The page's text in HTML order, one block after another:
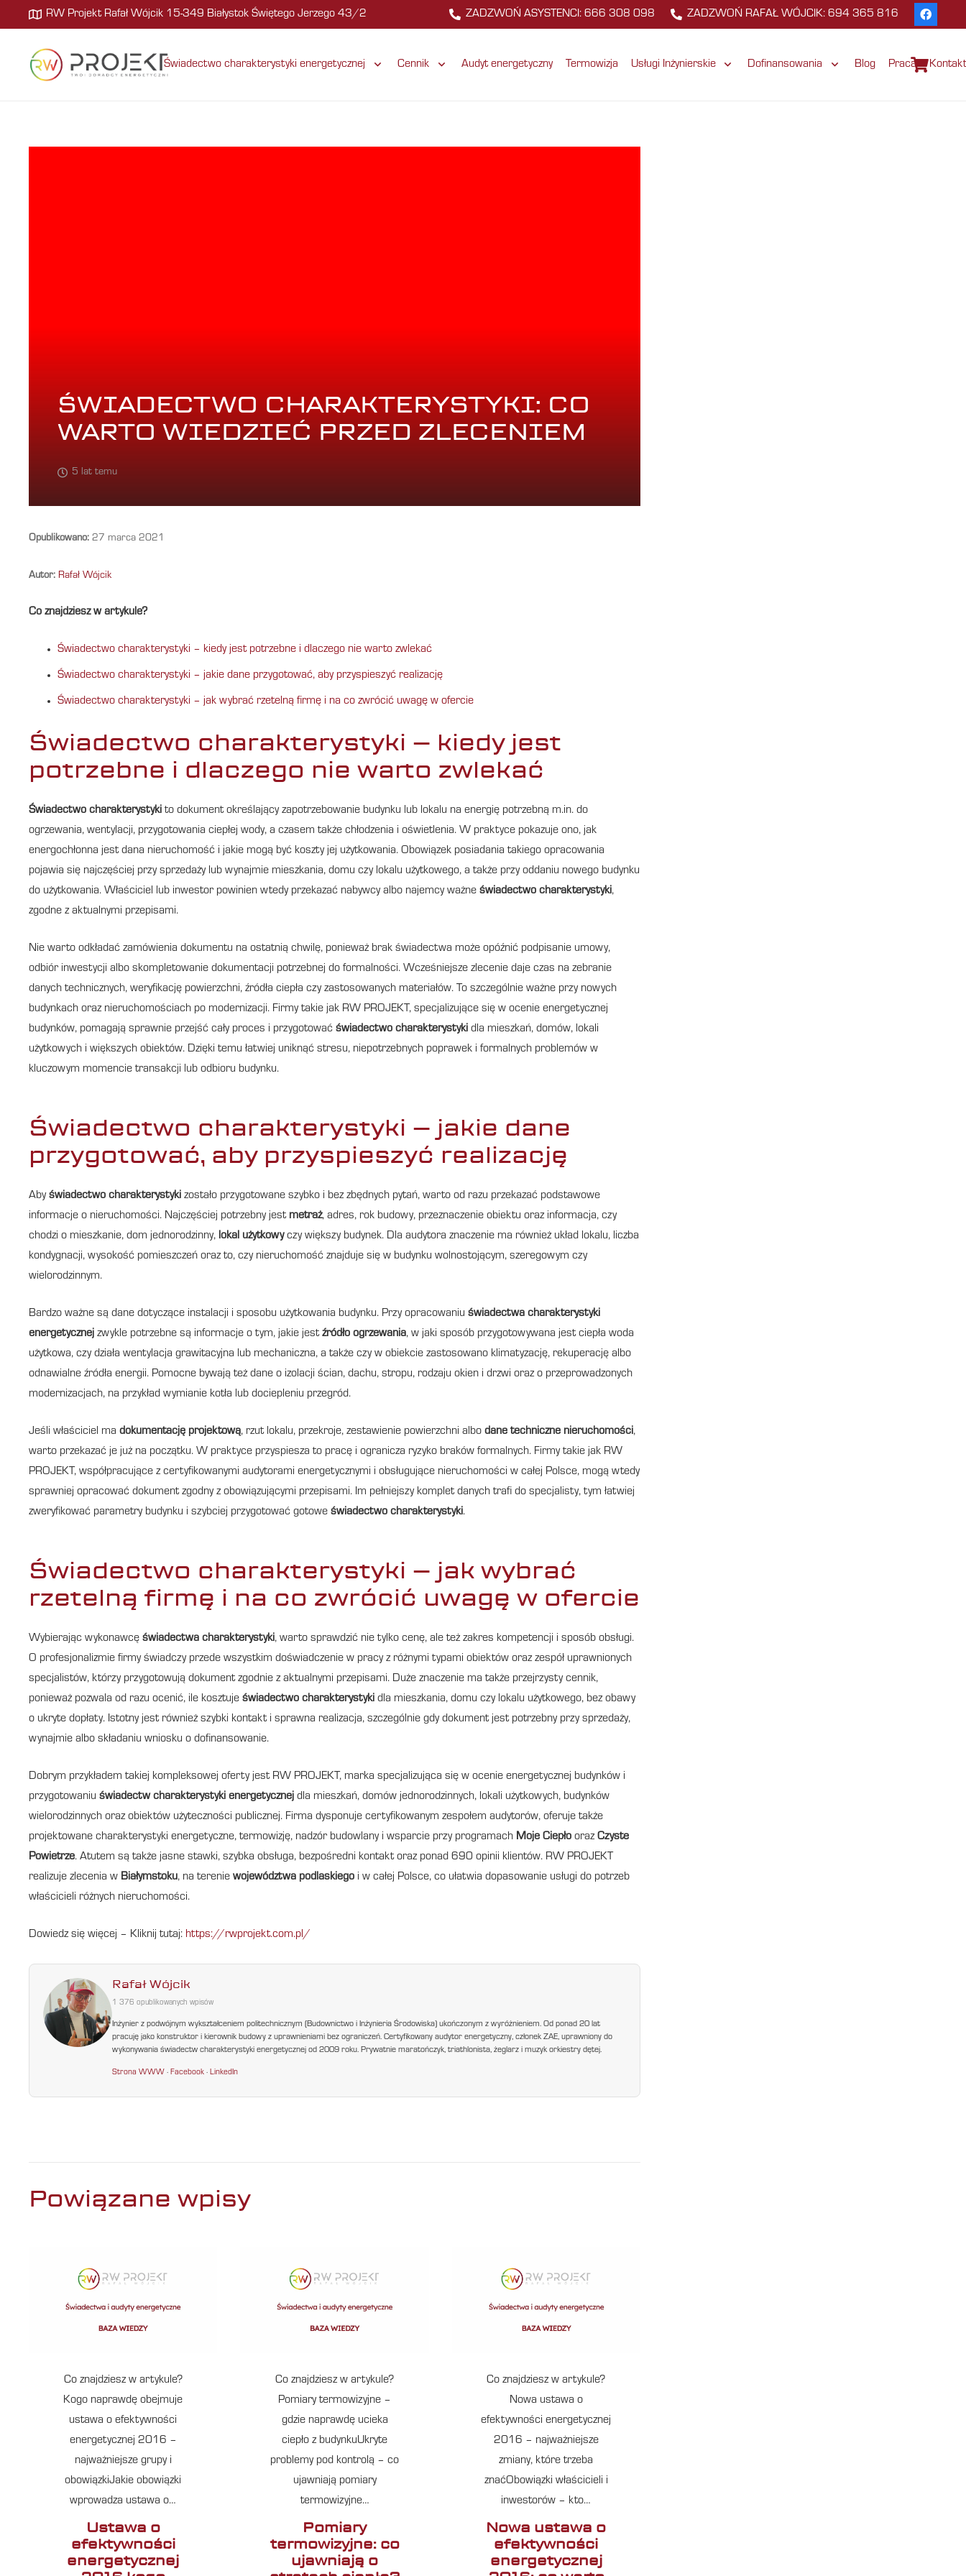
RW Projekt Rafał Wójcik 15-349 Białystok Świętego Jerzego 43/2 ZADZWOŃ ASYSTENCI: 666 308 098 ZADZWOŃ RAFAŁ WÓJCIK: 694 365 816
Świadectwo charakterystyki energetycznej Cennik Audyt energetyczny Termowizja Usługi Inżynierskie Dofinansowania Blog Praca Kontakt
ŚWIADECTWO CHARAKTERYSTYKI: CO
WARTO WIEDZIEĆ PRZED ZLECENIEM
5 lat temu
Opublikowano: 27 marca 2021
Autor: Rafał Wójcik
Co znajdziesz w artykule?
Świadectwo charakterystyki – kiedy jest potrzebne i dlaczego nie warto zwlekać
Świadectwo charakterystyki – jakie dane przygotować, aby przyspieszyć realizację
Świadectwo charakterystyki – jak wybrać rzetelną firmę i na co zwrócić uwagę w ofercie
Świadectwo charakterystyki – kiedy jest
potrzebne i dlaczego nie warto zwlekać
Świadectwo charakterystyki to dokument określający zapotrzebowanie budynku lub lokalu na energię potrzebną m.in. do
ogrzewania, wentylacji, przygotowania ciepłej wody, a czasem także chłodzenia i oświetlenia. W praktyce pokazuje ono, jak
energochłonna jest dana nieruchomość i jakie mogą być koszty jej użytkowania. Obowiązek posiadania takiego opracowania
pojawia się najczęściej przy sprzedaży lub wynajmie mieszkania, domu czy lokalu użytkowego, a także przy oddaniu nowego budynku
do użytkowania. Właściciel lub inwestor powinien wtedy przekazać nabywcy albo najemcy ważne świadectwo charakterystyki,
zgodne z aktualnymi przepisami.
Nie warto odkładać zamówienia dokumentu na ostatnią chwilę, ponieważ brak świadectwa może opóźnić podpisanie umowy,
odbiór inwestycji albo skompletowanie dokumentacji potrzebnej do formalności. Wcześniejsze zlecenie daje czas na zebranie
danych technicznych, weryfikację powierzchni, źródła ciepła czy zastosowanych materiałów. To szczególnie ważne przy nowych
budynkach oraz nieruchomościach po modernizacji. Firmy takie jak RW PROJEKT, specjalizujące się w ocenie energetycznej
budynków, pomagają sprawnie przejść cały proces i przygotować świadectwo charakterystyki dla mieszkań, domów, lokali
użytkowych i większych obiektów. Dzięki temu łatwiej uniknąć stresu, niepotrzebnych poprawek i formalnych problemów w
kluczowym momencie transakcji lub odbioru budynku.
Świadectwo charakterystyki – jakie dane
przygotować, aby przyspieszyć realizację
Abyświadectwo charakterystyki zostało przygotowane szybko i bez zbędnych pytań, warto od razu przekazać podstawowe
informacje o nieruchomości. Najczęściej potrzebny jest metraż, adres, rok budowy, przeznaczenie obiektu oraz informacja, czy
chodzi o mieszkanie, dom jednorodzinny, lokal użytkowyczy większy budynek. Dla audytora znaczenie ma również układ lokalu, liczba
kondygnacji, wysokość pomieszczeń oraz to, czy nieruchomość znajduje się w budynku wolnostojącym, szeregowym czy
wielorodzinnym.
Bardzo ważne są dane dotyczące instalacji i sposobu użytkowania budynku. Przy opracowaniu świadectwa charakterystyki
energetycznej zwykle potrzebne są informacje o tym, jakie jestźródło ogrzewania, w jaki sposób przygotowywana jest ciepła woda
użytkowa, czy działa wentylacja grawitacyjna lub mechaniczna, a także czy w obiekcie zastosowano klimatyzację, rekuperację albo
odnawialne źródła energii. Pomocne bywają też dane o izolacji ścian, dachu, stropu, rodzaju okien i drzwi oraz o przeprowadzonych
modernizacjach, na przykład wymianie kotła lub dociepleniu przegród.
Jeśli właściciel ma dokumentację projektową, rzut lokalu, przekroje, zestawienie powierzchni albo dane techniczne nieruchomości,
warto przekazać je już na początku. W praktyce przyspiesza to pracę i ogranicza ryzyko braków formalnych. Firmy takie jak RW
PROJEKT, współpracujące z certyfikowanymi audytorami energetycznymi i obsługujące nieruchomości w całej Polsce, mogą wtedy
sprawniej opracować dokument zgodny z obowiązującymi przepisami. Im pełniejszy komplet danych trafi do specjalisty, tym łatwiej
zweryfikować parametry budynku i szybciej przygotować gotowe świadectwo charakterystyki.
Świadectwo charakterystyki – jak wybrać
rzetelną firmę i na co zwrócić uwagę w ofercie
Wybierając wykonawcę świadectwa charakterystyki, warto sprawdzić nie tylko cenę, ale też zakres kompetencji i sposób obsługi.
O profesjonalizmie firmy świadczy przede wszystkim doświadczenie w pracy z różnymi typami obiektów oraz zespół uprawnionych
specjalistów, którzy przygotowują dokument zgodnie z aktualnymi przepisami. Duże znaczenie ma także przejrzysty cennik,
ponieważ pozwala od razu ocenić, ile kosztuje świadectwo charakterystyki dla mieszkania, domu czy lokalu użytkowego, bez obawy
o ukryte dopłaty. Istotny jest również szybki kontakt i sprawna realizacja, szczególnie gdy dokument jest potrzebny przy sprzedaży,
wynajmie albo składaniu wniosku o dofinansowanie.
Dobrym przykładem takiej kompleksowej oferty jest RW PROJEKT, marka specjalizująca się w ocenie energetycznej budynków i
przygotowaniu świadectw charakterystyki energetycznej dla mieszkań, domów jednorodzinnych, lokali użytkowych, budynków
wielorodzinnych oraz obiektów użyteczności publicznej. Firma dysponuje certyfikowanym zespołem audytorów, oferuje także
projektowane charakterystyki energetyczne, termowizję, nadzór budowlany i wsparcie przy programach Moje Ciepło oraz Czyste
Powietrze. Atutem są także jasne stawki, szybka obsługa, bezpośredni kontakt oraz ponad 690 opinii klientów. RW PROJEKT
realizuje zlecenia w Białymstoku, na terenie województwa podlaskiego i w całej Polsce, co ułatwia dopasowanie usługi do potrzeb
właścicieli różnych nieruchomości.
Dowiedz się więcej – Kliknij tutaj: https://rwprojekt.com.pl/
Rafał Wójcik
1 376 opublikowanych wpisów
Inżynier z podwójnym wykształceniem politechnicznym (Budownictwo i Inżynieria Środowiska) ukończonym z wyróżnieniem. Od ponad 20 lat
pracuję jako konstruktor i kierownik budowy z uprawnieniami bez ograniczeń. Certyfikowany audytor energetyczny, członek ZAE, uprawniony do
wykonywania świadectw charakterystyki energetycznej od 2009 roku. Prywatnie maratończyk, triathlonista, żeglarz i muzyk orkiestry dętej.
Strona WWW ·Facebook ·LinkedIn
Powiązane wpisy
Co znajdziesz w artykule?
Kogo naprawdę obejmuje
ustawa o efektywności
energetycznej 2016 –
najważniejsze grupy i
obowiązkiJakie obowiązki
wprowadza ustawa o…
Ustawa o
efektywności
energetycznej
Co znajdziesz w artykule?
Pomiary termowizyjne –
gdzie naprawdę ucieka
ciepło z budynkuUkryte
problemy pod kontrolą – co
ujawniają pomiary
termowizyjne…
Pomiary
termowizyjne: co
ujawniają o
Co znajdziesz w artykule?
Nowa ustawa o
efektywności energetycznej
2016 – najważniejsze
zmiany, które trzeba
znaćObowiązki właścicieli i
inwestorów – kto…
Nowa ustawa o
efektywności
energetycznej